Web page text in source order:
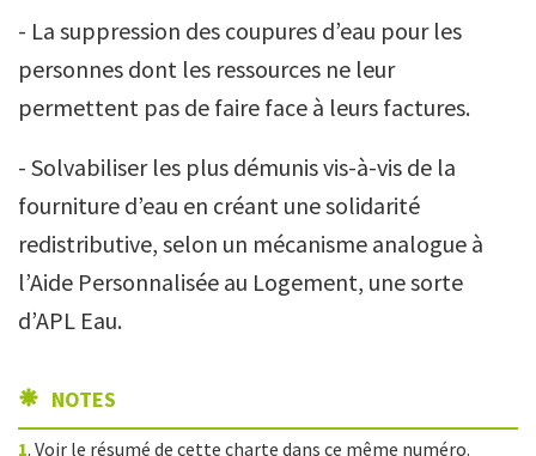
- La suppression des coupures d’eau pour les
personnes dont les ressources ne leur
permettent pas de faire face à leurs factures.
- Solvabiliser les plus démunis vis-à-vis de la
fourniture d’eau en créant une solidarité
redistributive, selon un mécanisme analogue à
l’Aide Personnalisée au Logement, une sorte
d’APL Eau.
NOTES
1. Voir le résumé de cette charte dans ce même numéro.